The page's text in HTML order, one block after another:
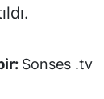
Sonses .tv